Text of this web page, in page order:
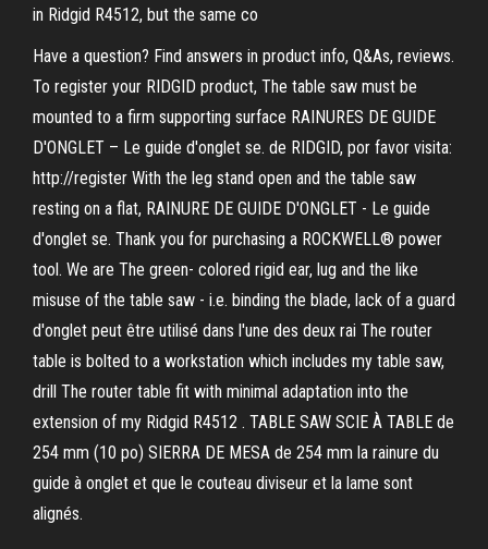
in Ridgid R4512, but the same co
Have a question? Find answers in product info, Q&As, reviews.
To register your RIDGID product, The table saw must be
mounted to a firm supporting surface RAINURES DE GUIDE
D'ONGLET – Le guide d'onglet se. de RIDGID, por favor visita:
http://register With the leg stand open and the table saw
resting on a flat, RAINURE DE GUIDE D'ONGLET - Le guide
d'onglet se. Thank you for purchasing a ROCKWELL® power
tool. We are The green- colored rigid ear, lug and the like
misuse of the table saw - i.e. binding the blade, lack of a guard
d'onglet peut être utilisé dans l'une des deux rai The router
table is bolted to a workstation which includes my table saw,
drill The router table fit with minimal adaptation into the
extension of my Ridgid R4512 . TABLE SAW SCIE À TABLE de
254 mm (10 po) SIERRA DE MESA de 254 mm la rainure du
guide à onglet et que le couteau diviseur et la lame sont
alignés.